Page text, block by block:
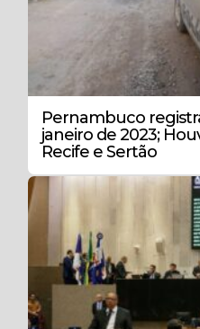
Pernambuco
janeiro de 2023;
Recife e Sertão